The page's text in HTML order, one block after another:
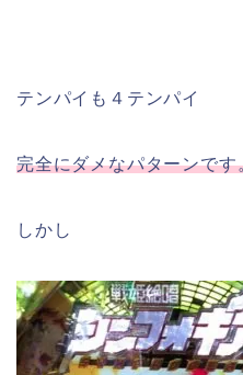
テンパイも４テンパイ
完全にダメなパターンです
しかし